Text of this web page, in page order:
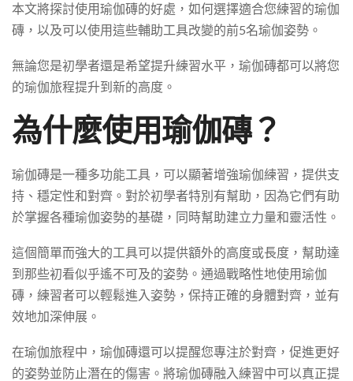
本文將探討使用瑜伽磚的好處，如何選擇適合您練習的瑜伽
磚，以及可以使用這些輔助工具改變的前5名瑜伽姿勢。
無論您是初學者還是希望提升練習水平，瑜伽磚都可以將您
的瑜伽旅程提升到新的高度。
為什麼使用瑜伽磚？
瑜伽磚是一種多功能工具，可以顯著增強瑜伽練習，提供支
持、穩定性和對齊。對於初學者特別有幫助，因為它們有助
於掌握各種瑜伽姿勢的基礎，同時幫助建立力量和靈活性。
這個簡單而強大的工具可以提供額外的高度或長度，幫助達
到那些初看似乎遙不可及的姿勢。通過戰略性地使用瑜伽
磚，練習者可以輕鬆進入姿勢，保持正確的身體對齊，並有
效地加深伸展。
在瑜伽旅程中，瑜伽磚還可以提醒您專注於對齊，促進更好
的姿勢並防止潛在的傷害。將瑜伽磚融入練習中可以真正提